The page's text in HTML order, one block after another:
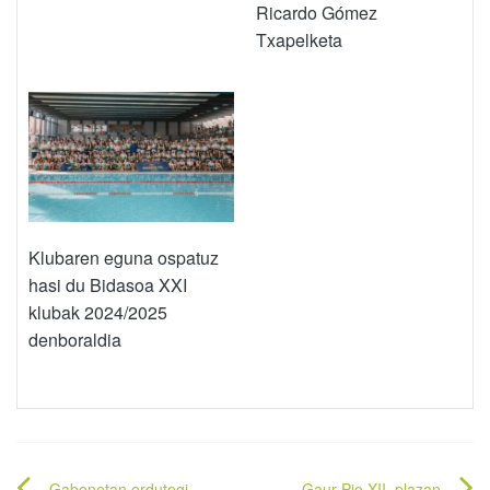
Ricardo Gómez
Txapelketa
Klubaren eguna ospatuz
hasi du Bidasoa XXI
klubak 2024/2025
denboraldia